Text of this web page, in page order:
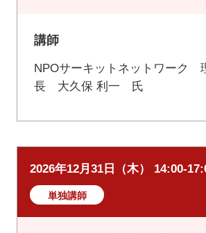
講師
NPOサーキットネットワーク
長 大久保 利一 氏
2026年12月31日（木） 14:00-
単独講師